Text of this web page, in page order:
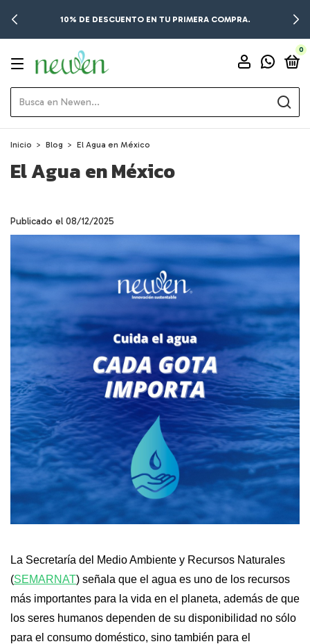
10% DE DESCUENTO EN TU PRIMERA COMPRA.
0
Inicio > Blog > El Agua en México
El Agua en México
Publicado el 08/12/2025
La Secretaría del Medio Ambiente y Recursos Naturales
(SEMARNAT) señala que el agua es uno de los recursos
más importantes para la vida en el planeta, además de que
los seres humanos dependen de su disponibilidad no sólo
para el consumo doméstico, sino también para el